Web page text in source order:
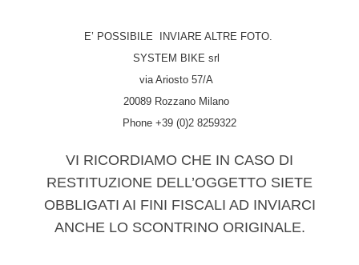
E’ POSSIBILE INVIARE ALTRE FOTO.
SYSTEM BIKE srl
via Ariosto 57/A
20089 Rozzano Milano
Phone +39 (0)2 8259322
VI RICORDIAMO CHE IN CASO DI
RESTITUZIONE DELL’OGGETTO SIETE
OBBLIGATI AI FINI FISCALI AD INVIARCI
ANCHE LO SCONTRINO ORIGINALE.